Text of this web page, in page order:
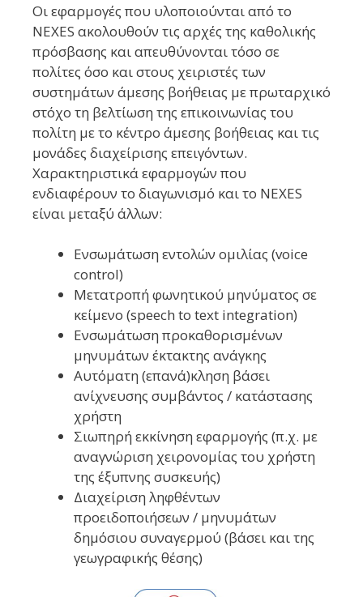
Οι εφαρμογές που υλοποιούνται από το
NEXES ακολουθούν τις αρχές της καθολικής
πρόσβασης και απευθύνονται τόσο σε
πολίτες όσο και στους χειριστές των
συστημάτων άμεσης βοήθειας με πρωταρχικό
στόχο τη βελτίωση της επικοινωνίας του
πολίτη με το κέντρο άμεσης βοήθειας και τις
μονάδες διαχείρισης επειγόντων.
Χαρακτηριστικά εφαρμογών που
ενδιαφέρουν το διαγωνισμό και το NEXES
είναι μεταξύ άλλων:
Ενσωμάτωση εντολών ομιλίας (voice
control)
Μετατροπή φωνητικού μηνύματος σε
κείμενο (speech to text integration)
Ενσωμάτωση προκαθορισμένων
μηνυμάτων έκτακτης ανάγκης
Αυτόματη (επανά)κληση βάσει
ανίχνευσης συμβάντος / κατάστασης
χρήστη
Σιωπηρή εκκίνηση εφαρμογής (π.χ. με
αναγνώριση χειρονομίας του χρήστη
της έξυπνης συσκευής)
Διαχείριση ληφθέντων
προειδοποιήσεων / μηνυμάτων
δημόσιου συναγερμού (βάσει και της
γεωγραφικής θέσης)